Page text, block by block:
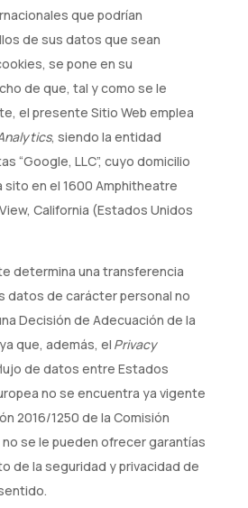
que podrían
de sus datos que sean
se pone en su
de que, tal y como se le
el presente Sitio Web emplea
, siendo la entidad
“Google, LLC”, cuyo domicilio
en el 1600 Amphitheatre
California (Estados Unidos
determina una transferencia
datos de carácter personal no
Decisión de Adecuación de la
que, además, el Privacy
de datos entre Estados
no se encuentra ya vigente
2016/1250 de la Comisión
no se le pueden ofrecer garantías
de la seguridad y privacidad de